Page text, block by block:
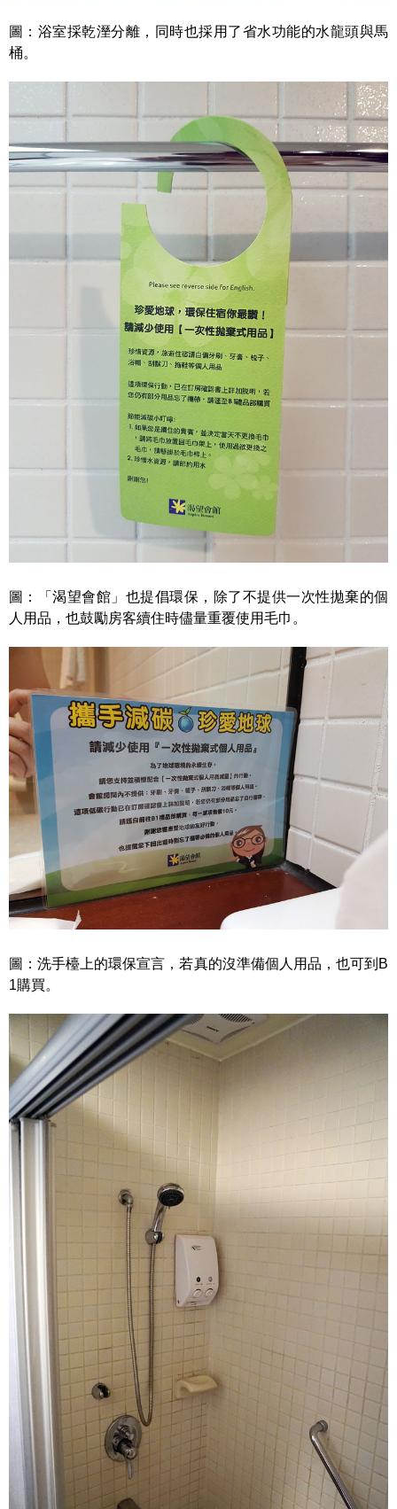
圖：浴室採乾溼分離，同時也採用了省水功能的水龍頭與馬
桶。
圖：「渴望會館」也提倡環保，除了不提供一次性拋棄的個
人用品，也鼓勵房客續住時儘量重覆使用毛巾。
圖：洗手檯上的環保宣言，若真的沒準備個人用品，也可到B
1購買。